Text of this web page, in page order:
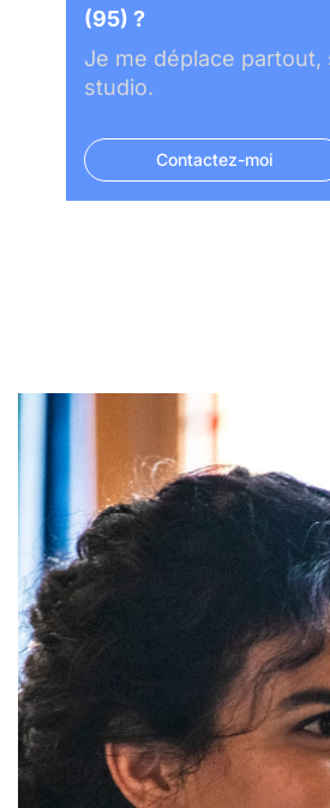
(95) ?
Je me déplace partout,
studio.
Contactez-moi